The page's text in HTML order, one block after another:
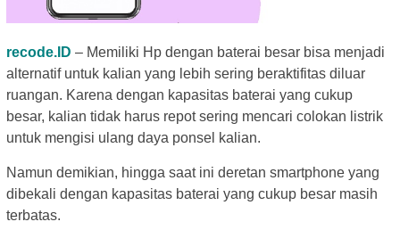
recode.ID – Memiliki Hp dengan baterai besar bisa menjadi
alternatif untuk kalian yang lebih sering beraktifitas diluar
ruangan. Karena dengan kapasitas baterai yang cukup
besar, kalian tidak harus repot sering mencari colokan listrik
untuk mengisi ulang daya ponsel kalian.
Namun demikian, hingga saat ini deretan smartphone yang
dibekali dengan kapasitas baterai yang cukup besar masih
terbatas.